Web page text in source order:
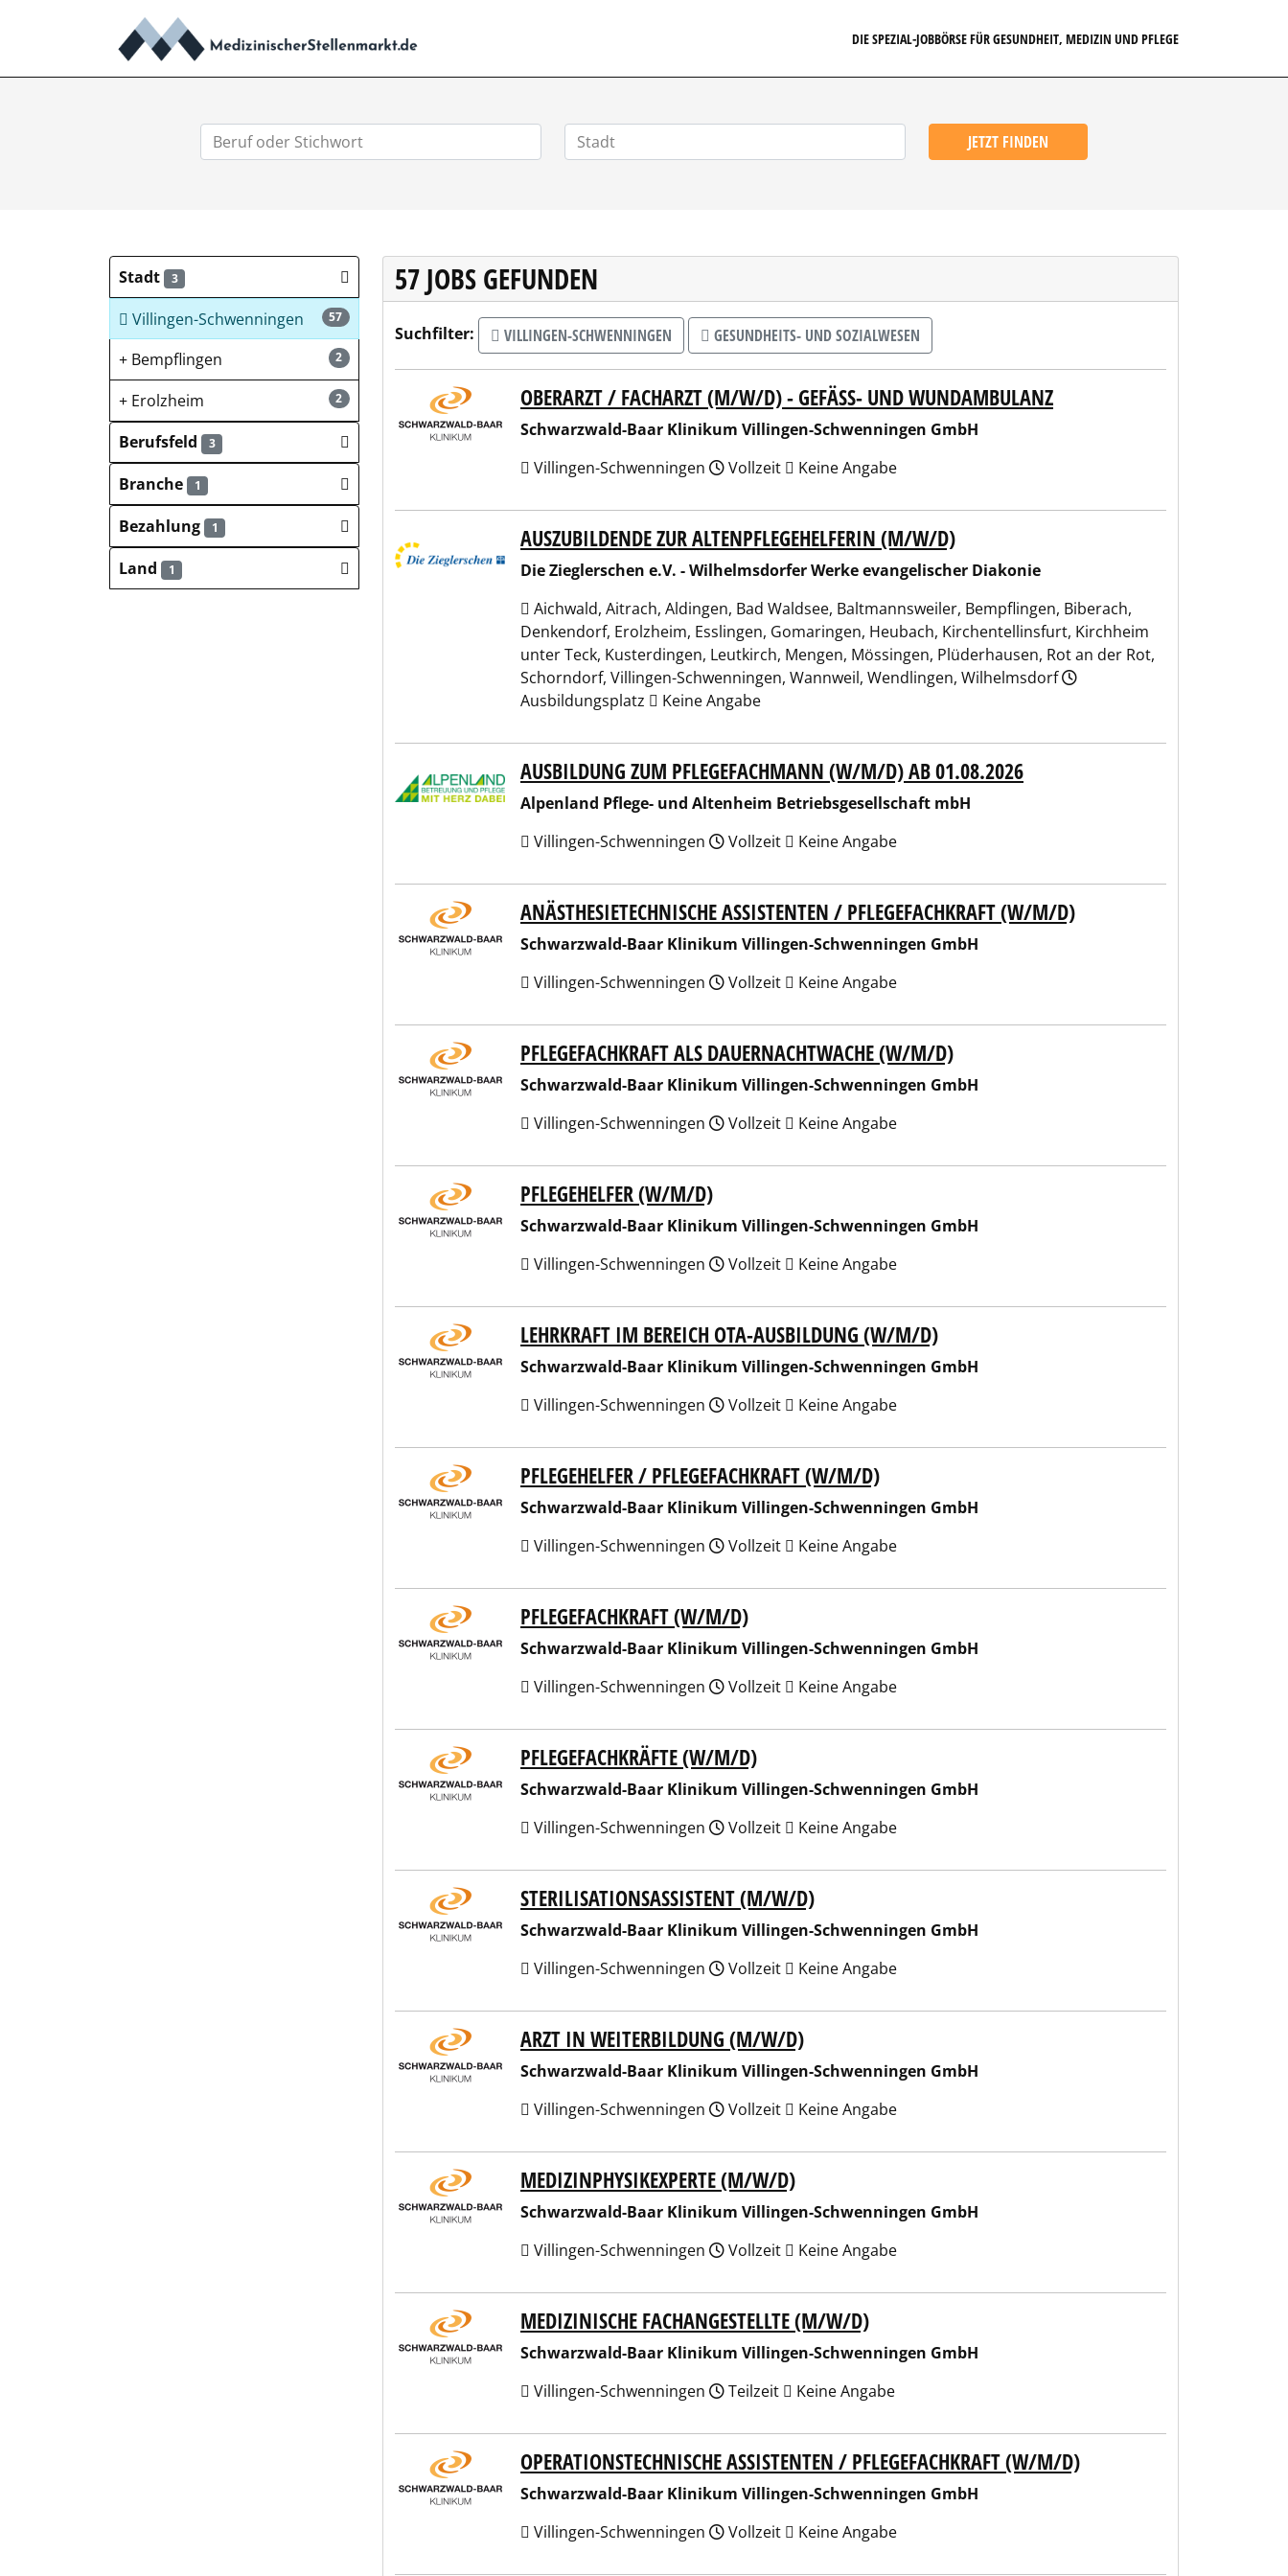
DIE SPEZIAL-JOBBÖRSE FÜR GESUNDHEIT, MEDIZIN UND PFLEGE
JETZT FINDEN
Stadt 3
57
Villingen-Schwenningen
2
Bempflingen
2
Erolzheim
Berufsfeld
3
Branche 1
Bezahlung 1
Land 1
57 JOBS GEFUNDEN
Suchfilter: VILLINGEN-SCHWENNINGEN GESUNDHEITS- UND SOZIALWESEN
Schwarzwald-Baar Klinikum Villingen-Schwenningen GmbH
OBERARZT / FACHARZT (M/W/D) - GEFÄSS- UND WUNDAMBULANZ
Schwarzwald-Baar Klinikum Villingen-Schwenningen GmbH
Villingen-Schwenningen
Vollzeit Keine Angabe
Die Zieglerschen e.V. - Wilhelmsdorfer Werke evangelischer Diakonie
AUSZUBILDENDE ZUR ALTENPFLEGEHELFERIN (M/W/D)
Die Zieglerschen e.V. - Wilhelmsdorfer Werke evangelischer Diakonie
Aichwald, Aitrach, Aldingen, Bad Waldsee, Baltmannsweiler, Bempflingen, Biberach,
Denkendorf, Erolzheim, Esslingen, Gomaringen, Heubach, Kirchentellinsfurt, Kirchheim
unter Teck, Kusterdingen, Leutkirch, Mengen, Mössingen, Plüderhausen, Rot an der Rot,
Schorndorf, Villingen-Schwenningen, Wannweil, Wendlingen, Wilhelmsdorf
Ausbildungsplatz
Keine Angabe
Alpenland Pflege- und Altenheim Betriebsgesellschaft mbH
AUSBILDUNG ZUM PFLEGEFACHMANN (W/M/D) AB 01.08.2026
Alpenland Pflege- und Altenheim Betriebsgesellschaft mbH
Villingen-Schwenningen
Vollzeit Keine Angabe
Schwarzwald-Baar Klinikum Villingen-Schwenningen GmbH
ANÄSTHESIETECHNISCHE ASSISTENTEN / PFLEGEFACHKRAFT (W/M/D)
Schwarzwald-Baar Klinikum Villingen-Schwenningen GmbH
Villingen-Schwenningen
Vollzeit Keine Angabe
Schwarzwald-Baar Klinikum Villingen-Schwenningen GmbH
PFLEGEFACHKRAFT ALS DAUERNACHTWACHE (W/M/D)
Schwarzwald-Baar Klinikum Villingen-Schwenningen GmbH
Villingen-Schwenningen
Vollzeit Keine Angabe
Schwarzwald-Baar Klinikum Villingen-Schwenningen GmbH
PFLEGEHELFER (W/M/D)
Schwarzwald-Baar Klinikum Villingen-Schwenningen GmbH
Villingen-Schwenningen
Vollzeit Keine Angabe
Schwarzwald-Baar Klinikum Villingen-Schwenningen GmbH
LEHRKRAFT IM BEREICH OTA-AUSBILDUNG (W/M/D)
Schwarzwald-Baar Klinikum Villingen-Schwenningen GmbH
Villingen-Schwenningen
Vollzeit Keine Angabe
Schwarzwald-Baar Klinikum Villingen-Schwenningen GmbH
PFLEGEHELFER / PFLEGEFACHKRAFT (W/M/D)
Schwarzwald-Baar Klinikum Villingen-Schwenningen GmbH
Villingen-Schwenningen
Vollzeit Keine Angabe
Schwarzwald-Baar Klinikum Villingen-Schwenningen GmbH
PFLEGEFACHKRAFT (W/M/D)
Schwarzwald-Baar Klinikum Villingen-Schwenningen GmbH
Villingen-Schwenningen
Vollzeit Keine Angabe
Schwarzwald-Baar Klinikum Villingen-Schwenningen GmbH
PFLEGEFACHKRÄFTE (W/M/D)
Schwarzwald-Baar Klinikum Villingen-Schwenningen GmbH
Villingen-Schwenningen
Vollzeit Keine Angabe
Schwarzwald-Baar Klinikum Villingen-Schwenningen GmbH
STERILISATIONSASSISTENT (M/W/D)
Schwarzwald-Baar Klinikum Villingen-Schwenningen GmbH
Villingen-Schwenningen
Vollzeit Keine Angabe
Schwarzwald-Baar Klinikum Villingen-Schwenningen GmbH
ARZT IN WEITERBILDUNG (M/W/D)
Schwarzwald-Baar Klinikum Villingen-Schwenningen GmbH
Villingen-Schwenningen
Vollzeit Keine Angabe
Schwarzwald-Baar Klinikum Villingen-Schwenningen GmbH
MEDIZINPHYSIKEXPERTE (M/W/D)
Schwarzwald-Baar Klinikum Villingen-Schwenningen GmbH
Villingen-Schwenningen
Vollzeit Keine Angabe
Schwarzwald-Baar Klinikum Villingen-Schwenningen GmbH
MEDIZINISCHE FACHANGESTELLTE (M/W/D)
Schwarzwald-Baar Klinikum Villingen-Schwenningen GmbH
Villingen-Schwenningen
Teilzeit Keine Angabe
Schwarzwald-Baar Klinikum Villingen-Schwenningen GmbH
OPERATIONSTECHNISCHE ASSISTENTEN / PFLEGEFACHKRAFT (W/M/D)
Schwarzwald-Baar Klinikum Villingen-Schwenningen GmbH
Villingen-Schwenningen
Vollzeit Keine Angabe